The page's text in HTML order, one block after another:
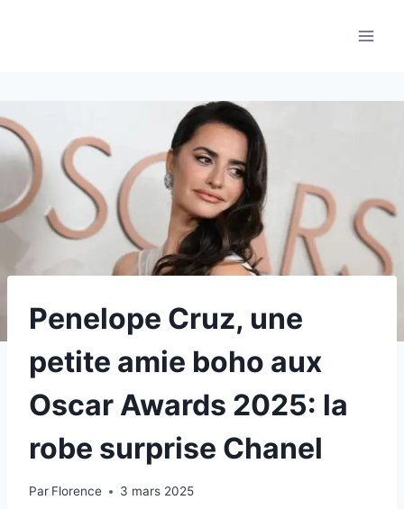
Penelope Cruz, une
petite amie boho aux
Oscar Awards 2025: la
robe surprise Chanel
Par Florence 3 mars 2025